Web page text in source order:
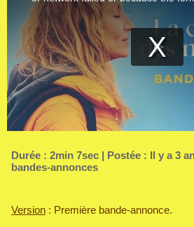
Durée : 2min 7sec | Postée : Il y a 3
bandes-annonces
Version : Première bande-annonce.